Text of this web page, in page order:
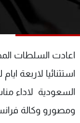
اعادت السلطات
استثنائيا لاربعة
السعودية لاداء
ومصورو وكالة
عن MTV
لاعلاناتكم